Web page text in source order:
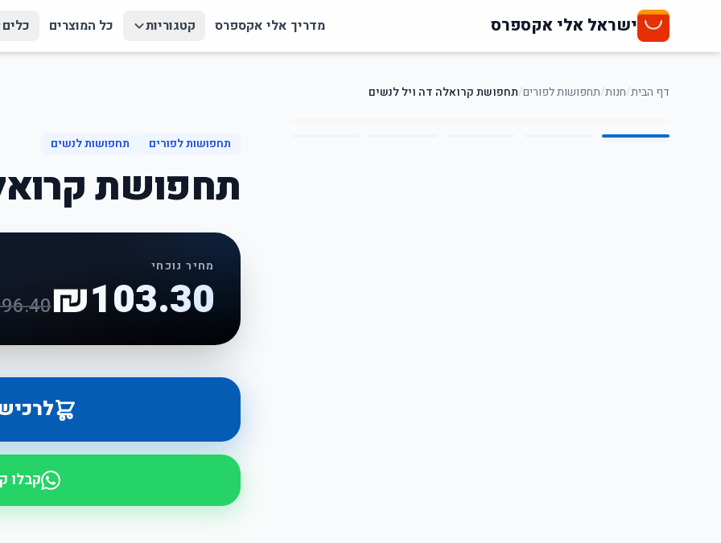
ישראל אלי אקספרס מדריך אלי אקספרס קטגוריות כל המוצרים כלים
דף הבית/חנות/תחפושות לפורים/תחפושת קרואלה דה ויל לנשים
1
/
5
תחפושות לפורים תחפושות לנשים
תחפושת
מחיר נוכחי
₪103.30
קבלו